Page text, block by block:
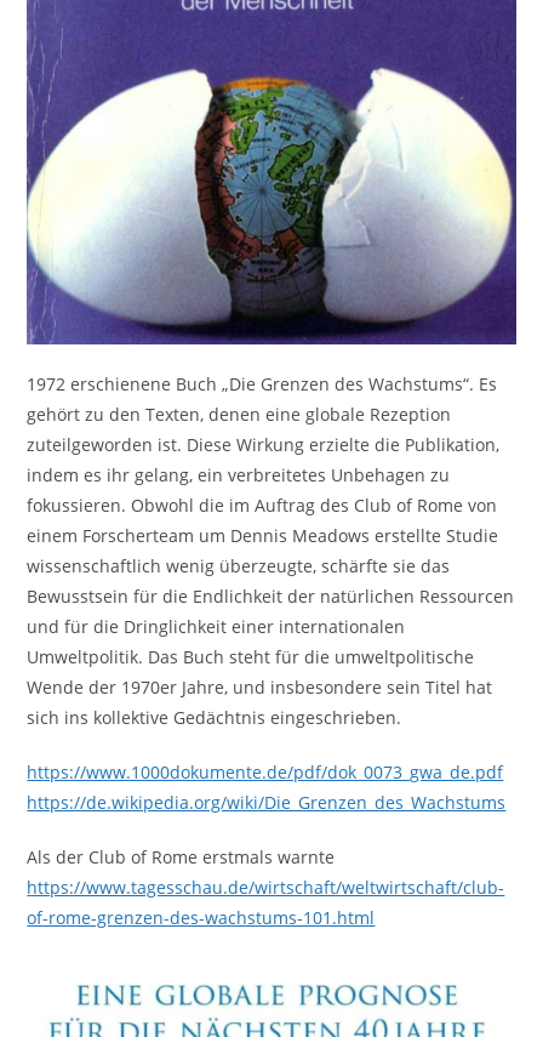
1972 erschienene Buch „Die Grenzen des Wachstums“. Es
gehört zu den Texten, denen eine globale Rezeption
zuteilgeworden ist. Diese Wirkung erzielte die Publikation,
indem es ihr gelang, ein verbreitetes Unbehagen zu
fokussieren. Obwohl die im Auftrag des Club of Rome von
einem Forscherteam um Dennis Meadows erstellte Studie
wissenschaftlich wenig überzeugte, schärfte sie das
Bewusstsein für die Endlichkeit der natürlichen Ressourcen
und für die Dringlichkeit einer internationalen
Umweltpolitik. Das Buch steht für die umweltpolitische
Wende der 1970er Jahre, und insbesondere sein Titel hat
sich ins kollektive Gedächtnis eingeschrieben.
https://www.1000dokumente.de/pdf/dok_0073_gwa_de.pdf
https://de.wikipedia.org/wiki/Die_Grenzen_des_Wachstums
Als der Club of Rome erstmals warnte
https://www.tagesschau.de/wirtschaft/weltwirtschaft/club-
of-rome-grenzen-des-wachstums-101.html